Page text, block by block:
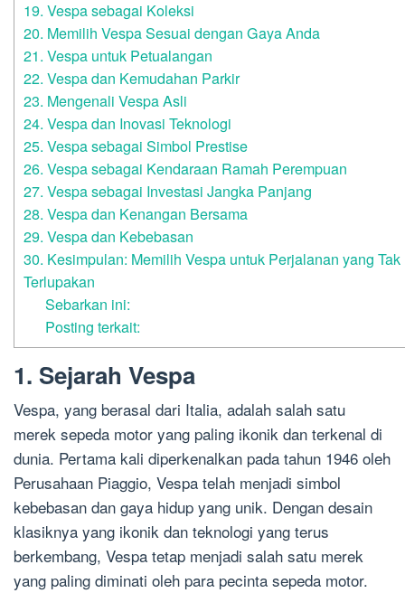
19. Vespa sebagai Koleksi
20. Memilih Vespa Sesuai dengan Gaya Anda
21. Vespa untuk Petualangan
22. Vespa dan Kemudahan Parkir
23. Mengenali Vespa Asli
24. Vespa dan Inovasi Teknologi
25. Vespa sebagai Simbol Prestise
26. Vespa sebagai Kendaraan Ramah Perempuan
27. Vespa sebagai Investasi Jangka Panjang
28. Vespa dan Kenangan Bersama
29. Vespa dan Kebebasan
30. Kesimpulan: Memilih Vespa untuk Perjalanan yang Tak
Terlupakan
Sebarkan ini:
Posting terkait:
1. Sejarah Vespa
Vespa, yang berasal dari Italia, adalah salah satu
merek sepeda motor yang paling ikonik dan terkenal di
dunia. Pertama kali diperkenalkan pada tahun 1946 oleh
Perusahaan Piaggio, Vespa telah menjadi simbol
kebebasan dan gaya hidup yang unik. Dengan desain
klasiknya yang ikonik dan teknologi yang terus
berkembang, Vespa tetap menjadi salah satu merek
yang paling diminati oleh para pecinta sepeda motor.